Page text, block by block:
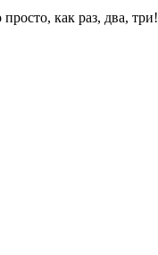
как раз, два, три!